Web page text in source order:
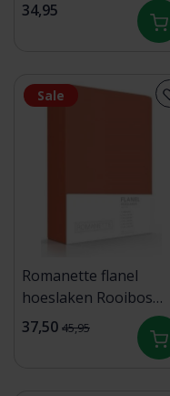
100x200 690 Green
34,95
Sale
Romanette flanel
hoeslaken Rooibos
140x200
37,50 45,95